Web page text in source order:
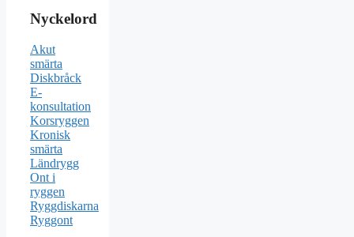
Nyckelord
Akut
smärta
Diskbråck
E-
konsultation
Korsryggen
Kronisk
smärta
Ländrygg
Ont i
ryggen
Ryggdiskarna
Ryggont